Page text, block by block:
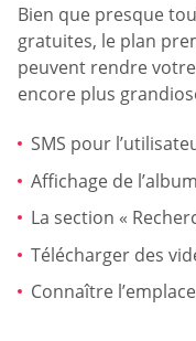
Bien que presque
gratuites, le plan
peuvent rendre
encore plus
SMS pour
Affichage de
La section «
Télécharger des
Connaître